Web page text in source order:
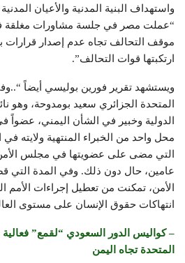
واستهداف البنية المدنية والأعيان
“عملت مصر في جلسة مشاورات مغلقة
موقف التحالف تجاه عدم إصدار قرارات
ارتكبتها قوات التحالف”.
ويستشهد تقرير فورين بوليسي أيضاً
المتحدة الجزائري سعيد بومدوحة، وهو
الدولية وخبير في الشأن اليمني، عضواً
محل واحد من الخبراء المنتهية ولايته
التي مضى على عضويتها في مجلس
عامين، حال دون ذلك. وفي المدة
الأمن، تمكنت من تعطيل إجراءات الأمم
انتهاكات حقوق الإنسان على مستوى
– كواليس الدور السعودي “لقمع”
المتحدة تجاه اليمن